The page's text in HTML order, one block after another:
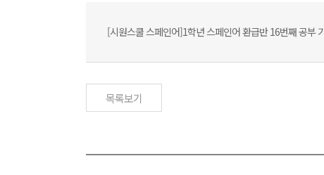
[시원스쿨 스페인어]1학년 스페인어 환급반 16번째 공부
목록보기